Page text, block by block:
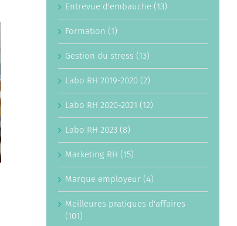
Entrevue d'embauche (13)
Formation (1)
Gestion du stress (13)
Labo RH 2019-2020 (2)
Labo RH 2020-2021 (12)
Labo RH 2023 (8)
Marketing RH (15)
Marque employeur (4)
Meilleures pratiques d'affaires
(101)